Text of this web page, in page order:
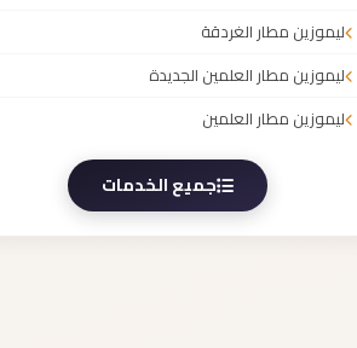
ليموزين مطار الغردقة
ليموزين مطار العلمين الجديدة
ليموزين مطار العلمين
جميع الخدمات